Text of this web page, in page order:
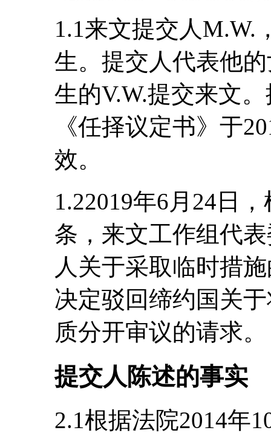
1.1来文提交人M.W.
生。提交人代表他
生的V.W.提交来文
《任择议定书》于
效。
1.22019年6月24日
条，来文工作组代
人关于采取临时措
决定驳回缔约国关
质分开审议的请求。
提交人陈述的事实
2.1根据法院2014年